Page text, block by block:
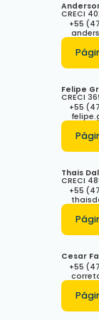
CRECI
+55
Felipe
CRECI
+55
Thais
CRECI
+55
Cesar
+55